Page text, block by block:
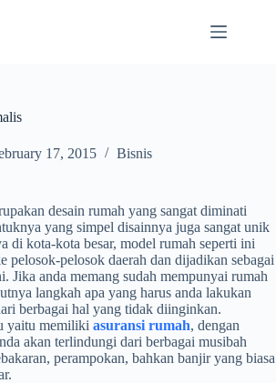
17, 2015 Bisnis
desain rumah yang sangat diminati
yang simpel disainnya juga sangat unik
di kota-kota besar, model rumah seperti ini
pelosok-pelosok daerah dan dijadikan sebagai
Jika anda memang sudah mempunyai rumah
langkah apa yang harus anda lakukan
berbagai hal yang tidak diinginkan.
yaitu memiliki asuransi rumah, dengan
akan terlindungi dari berbagai musibah
perampokan, bahkan banjir yang biasa